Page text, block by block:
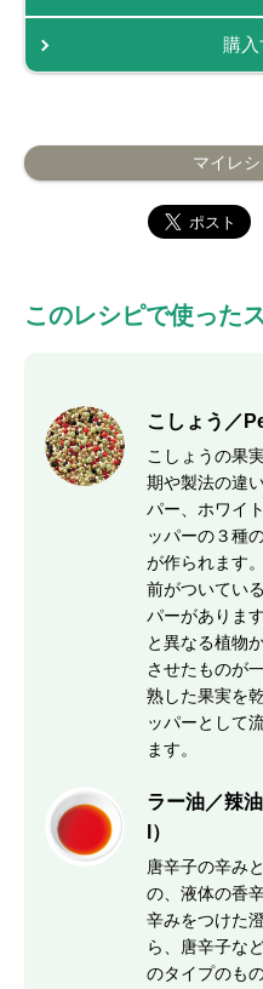
購入
マイレ
このレシピで使った
こしょう／
こしょうの果
期や製法の違
パー、ホワイ
ッパーの３種
が作られます
前がついてい
パーがありま
と異なる植物
させたものが
熟した果実を
ッパーとして
ます。
ラー油／辣
l）
唐辛子の辛み
の、液体の香
辛みをつけた
ら、唐辛子な
のタイプのも